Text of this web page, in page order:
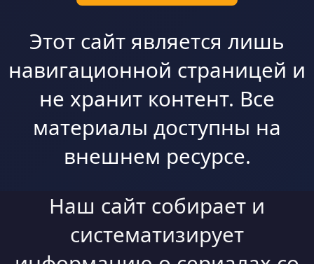
Этот сайт является лишь
навигационной страницей и
не хранит контент. Все
материалы доступны на
внешнем ресурсе.
Наш сайт собирает и
систематизирует